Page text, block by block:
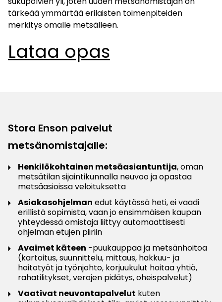
tärkeää ymmärtää erilaisten toimenpiteiden
merkitys omalle metsälleen.
Lataa opas
Stora Enson palvelut
metsänomistajalle:
Henkilökohtainen metsäasiantuntija, oman
metsätilan sijaintikunnalla neuvoo ja opastaa
metsäasioissa veloituksetta
Asiakasohjelman edut käytössä heti, ei vaadi
erillistä sopimista, vaan jo ensimmäisen kaupan
yhteydessä omistaja liittyy automaattisesti
ohjelman etujen piiriin
Avaimet käteen -puukauppaa ja metsänhoitoa
(kartoitus, suunnittelu, mittaus, hakkuu- ja
hoitotyöt ja työnjohto, korjuukulut hoitaa yhtiö,
rahatilitykset, verojen pidätys, oheispalvelut)
Vaativat neuvontapalvelut kuten